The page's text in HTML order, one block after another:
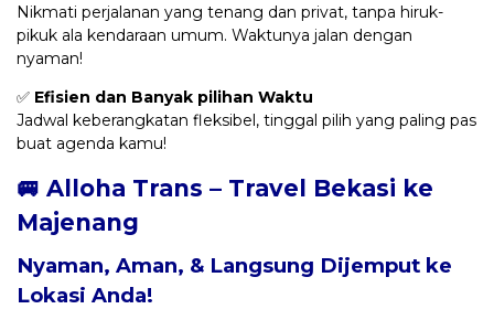
Nikmati perjalanan yang tenang dan privat, tanpa hiruk-
pikuk ala kendaraan umum. Waktunya jalan dengan
nyaman!
✅ Efisien dan Banyak pilihan Waktu
Jadwal keberangkatan fleksibel, tinggal pilih yang paling pas
buat agenda kamu!
🚐 Alloha Trans – Travel Bekasi ke
Majenang
Nyaman, Aman, & Langsung Dijemput ke
Lokasi Anda!